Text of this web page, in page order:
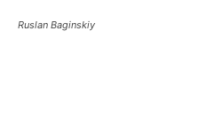
Ruslan Baginskiy